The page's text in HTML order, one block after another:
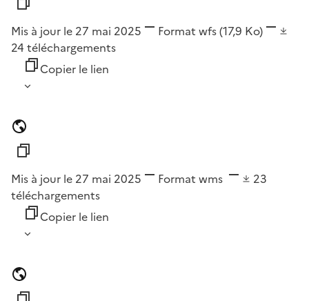
Mis à jour le 27 mai 2025 Format wfs(17,9 Ko)
24 téléchargements
Copier le lien
Mis à jour le 27 mai 2025 Format wms
23
téléchargements
Copier le lien